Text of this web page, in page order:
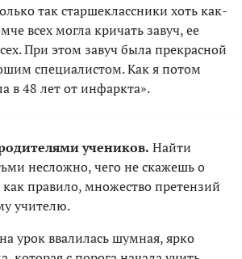
так старшеклассники хоть как-
всех могла кричать завуч, ее
При этом завуч была прекрасной
специалистом. Как я потом
в 48 лет от инфаркта».
учеников. Найти
несложно, чего не скажешь о
правило, множество претензий
учителю.
урок ввалилась шумная, ярко